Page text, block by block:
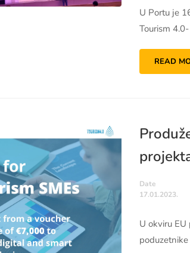
U Portu je
Tourism
READ
Date
17.01.2023.
U okviru EU